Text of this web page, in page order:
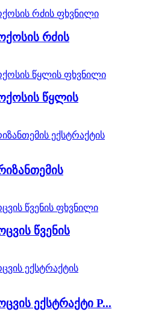
რძის
წყლის
წვენის
ექსტრაქტი P...